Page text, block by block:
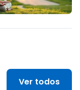
Ver todos